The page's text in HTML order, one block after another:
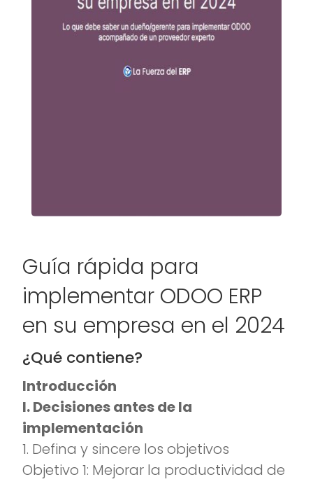
Guía rápida para
implementar ODOO ERP
en su empresa en el 2024
¿Qué contiene?
Introducción
I. Decisiones antes de la
implementación
1. Defina y sincere los objetivos
Objetivo 1: Mejorar la productividad de